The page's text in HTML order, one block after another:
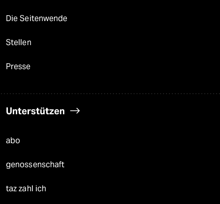
Die Seitenwende
Stellen
Presse
Unterstützen
abo
genossenschaft
taz zahl ich